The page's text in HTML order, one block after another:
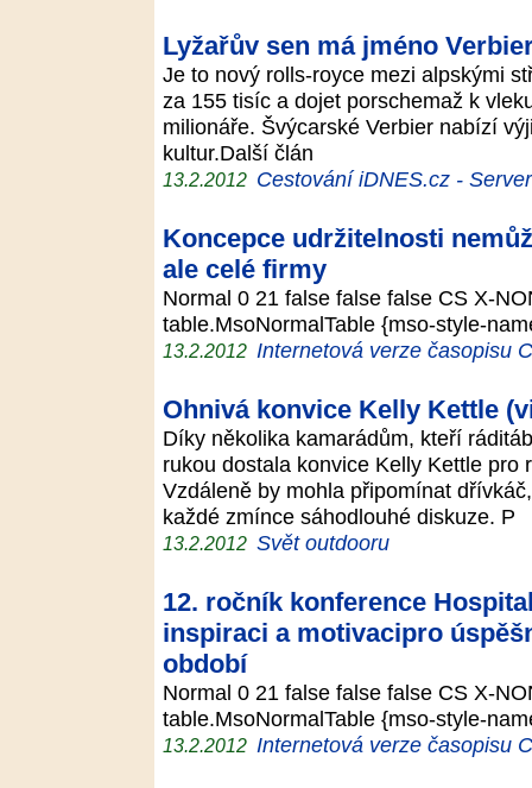
Lyžařův sen má jméno
Je to nový rolls-royce mezi alpskými
za 155 tisíc a dojet porschemaž k
milionáře. Švýcarské Verbier nabízí
kultur.Další člán
13.2.2012 Cestování iDNES.cz -
Koncepce udržitelnosti
ale celé firmy
Normal 0 21 false false false CS X-
table.MsoNormalTable {mso-style-
13.2.2012 Internetová verze časopisu
Ohnivá konvice Kelly Kettle
Díky několika kamarádům, kteří
rukou dostala konvice Kelly Kettle
Vzdáleně by mohla připomínat
každé zmínce sáhodlouhé diskuze. P
13.2.2012 Svět outdooru
12. ročník konference
inspiraci a motivacipro
období
Normal 0 21 false false false CS X-
table.MsoNormalTable {mso-style-
13.2.2012 Internetová verze časopisu